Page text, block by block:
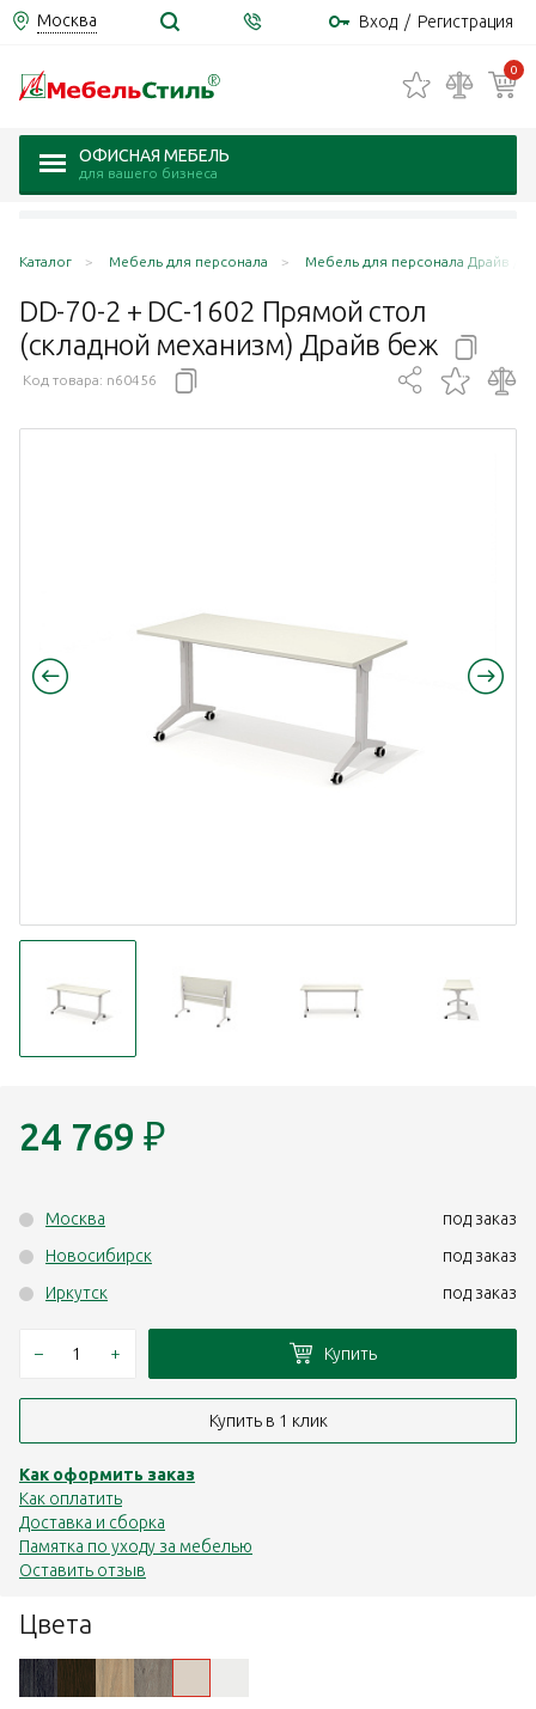
Москва Вход / Регистрация
0
ОФИСНАЯ МЕБЕЛЬ
для вашего бизнеса
Каталог Мебель для персонала Мебель для персонала Драйв /
DD-70-2 + DC-1602 Прямой стол
(складной механизм) Драйв беж
Код товара: n60456
Цвета
24 769 ₽
Москва
под заказ
Новосибирск
под заказ
Иркутск
под заказ
– + Купить
Купить в 1 клик
Как оформить заказ
Как оплатить
Доставка и сборка
Памятка по уходу за мебелью
Оставить отзыв